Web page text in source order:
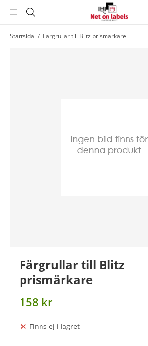
HoppaStartsida / Färgrullar till Blitz prismärkare
Färgrullar till Blitz
prismärkare
158 kr
Finns ej i lagret